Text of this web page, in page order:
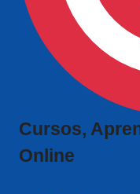
Cursos,
Online